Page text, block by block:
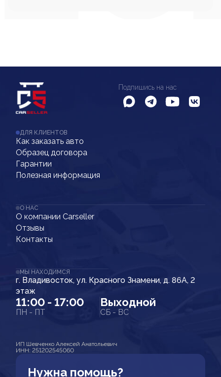
Подпишись на нас
ДЛЯ КЛИЕНТОВ
Как заказать авто
Образец договора
Гарантии
Полезная информация
О НАС
О компании Carseller
Отзывы
Контакты
МЫ НАХОДИМСЯ
г. Владивосток, ул. Красного Знамени, д. 86А, 2
этаж
11:00 - 17:00
ПН - ПТ
Выходной
СБ - ВС
ИП Шевченко Алексей Анатольевич
ИНН: 251202545060
Нужна помощь?